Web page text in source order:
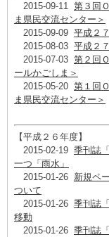
2015-09-11 第３回
ま県民交流センター＞
2015-09-09 平成２
2015-08-03 平成２
2015-07-03 第２回
ールかごしま＞
2015-05-20 第１回
ま県民交流センター＞
【平成２６年度】
2015-02-19 季刊誌
一つ「雨水」
2015-01-26 新規ペ
ついて
2015-01-26 季刊誌
移動
2015-01-26 季刊誌